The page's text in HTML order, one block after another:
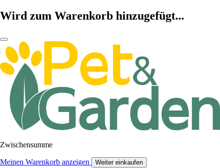
Wird zum Warenkorb hinzugefügt...
Zwischensumme
Meinen Warenkorb anzeigen Weiter einkaufen